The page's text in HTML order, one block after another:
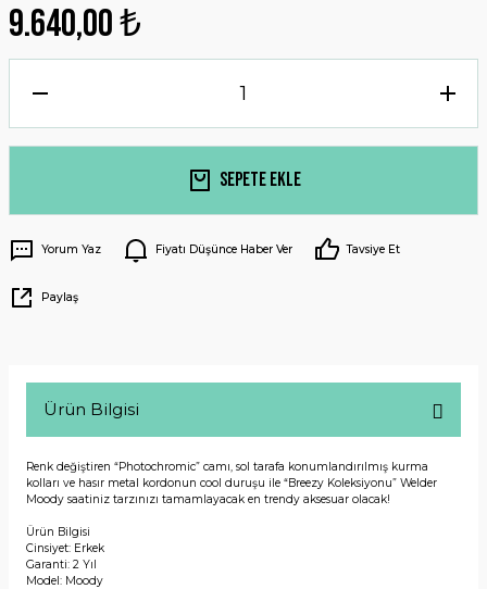
9.640,00 ₺
Sepete Ekle
Yorum Yaz Fiyatı Düşünce Haber Ver Tavsiye Et
Paylaş
Ürün Bilgisi
Renk değiştiren “Photochromic” camı, sol tarafa konumlandırılmış kurma
kolları ve hasır metal kordonun cool duruşu ile “Breezy Koleksiyonu” Welder
Moody saatiniz tarzınızı tamamlayacak en trendy aksesuar olacak!
Ürün Bilgisi
Cinsiyet: Erkek
Garanti: 2 Yıl
Model: Moody